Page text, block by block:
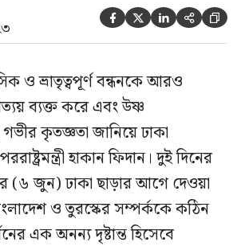
    
ও ভ্রাতৃত্বপূর্ণ বন্ধনকে আরও
ব্যক্ত করে এবং উষ্ণ
কৃতজ্ঞতা জানিয়ে ঢাকা
হাকান ফিদান। দুই দিনের
(৬ জুন) ঢাকা ছাড়ার আগে দেওয়া
ও তুরস্কের সম্পর্ককে কঠিন
এক অনন্য দৃষ্টান্ত হিসেবে